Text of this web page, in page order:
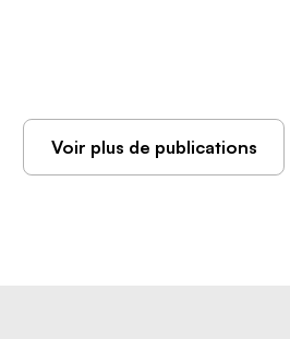
Voir plus de publications